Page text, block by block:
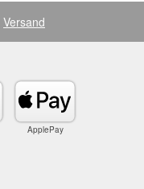
Versand
ApplePay